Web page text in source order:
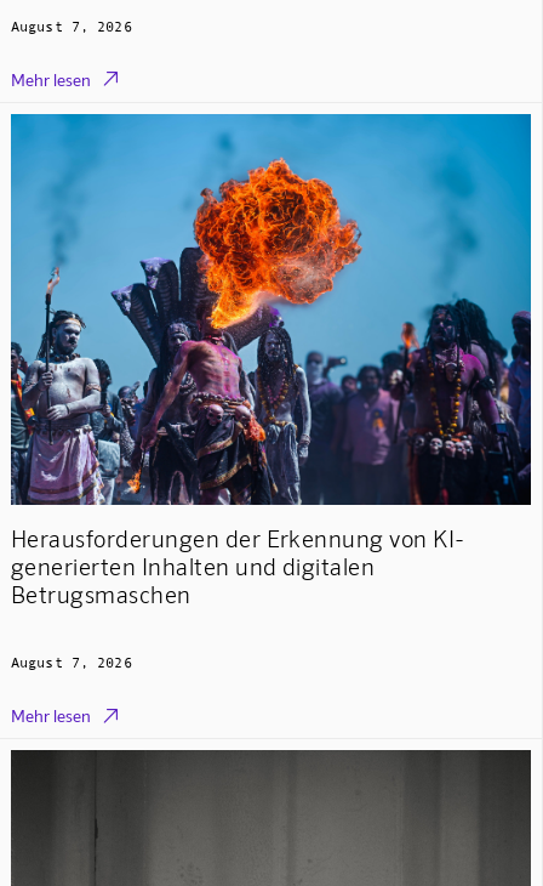
August 7, 2026
Mehr lesen 
Herausforderungen der Erkennung von KI-
generierten Inhalten und digitalen
Betrugsmaschen
August 7, 2026
Mehr lesen 